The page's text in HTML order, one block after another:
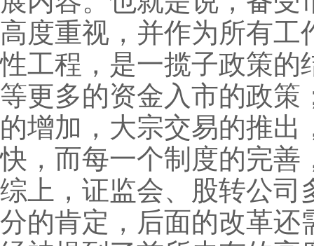
高度重视，并作为所有工
性工程，是一揽子政策的
等更多的资金入市的政策
的增加，大宗交易的推
快，而每一个制度的完善
综上，证监会、股转公司
分的肯定，后面的改革还